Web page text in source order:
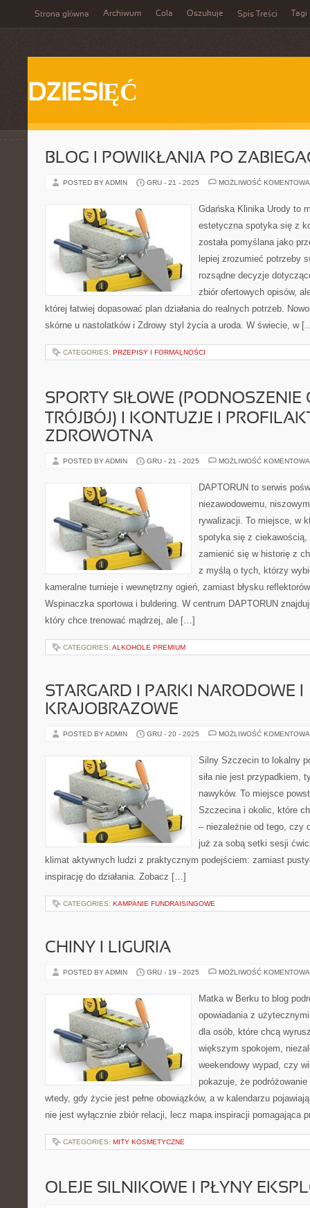
Strona główna Archiwum Cola Oszukuje Spis Treści Tagi
DZIESIĘĆ
BLOG I POWIKŁANIA PO
POSTED BY ADMIN GRU - 21 - 2025 MOŻLIWOŚĆ
Gdańska Klinika Urody to
estetyczna spotyka się z
została pomyślana jako
lepiej zrozumieć potrzeby
rozsądne decyzje
zbiór ofertowych opisów,
której łatwiej dopasować plan działania do realnych potrzeb.
skórne u nastolatków i Zdrowy styl życia a uroda. W świecie, w
CATEGORIES: PRZEPISY I FORMALNOŚCI
SPORTY SIŁOWE (PODNOSZENIE
TRÓJBÓJ) I KONTUZJE I
ZDROWOTNA
POSTED BY ADMIN GRU - 21 - 2025 MOŻLIWOŚĆ
DAPTORUN to serwis
niezawodowemu,
rywalizacji. To miejsce, w
spotyka się z ciekawością,
zamienić się w historię z
z myślą o tych, którzy
kameralne turnieje i wewnętrzny ogień, zamiast błysku
Wspinaczka sportowa i buldering. W centrum DAPTORUN
który chce trenować mądrzej, ale […]
CATEGORIES: ALKOHOLE PREMIUM
STARGARD I PARKI NARODOWE I
KRAJOBRAZOWE
POSTED BY ADMIN GRU - 20 - 2025 MOŻLIWOŚĆ
Silny Szczecin to lokalny
siła nie jest przypadkiem,
nawyków. To miejsce
Szczecina i okolic, które
– niezależnie od tego, czy
już za sobą setki sesji
klimat aktywnych ludzi z praktycznym podejściem: zamiast
inspirację do działania. Zobacz […]
CATEGORIES: KAMPANIE FUNDRAISINGOWE
CHINY I LIGURIA
POSTED BY ADMIN GRU - 19 - 2025 MOŻLIWOŚĆ
Matka w Berku to blog
opowiadania z
dla osób, które chcą
większym spokojem,
weekendowy wypad, czy
pokazuje, że
wtedy, gdy życie jest pełne obowiązków, a w kalendarzu
nie jest wyłącznie zbiór relacji, lecz mapa inspiracji pomagająca
CATEGORIES: MITY KOSMETYCZNE
OLEJE SILNIKOWE I PŁYNY